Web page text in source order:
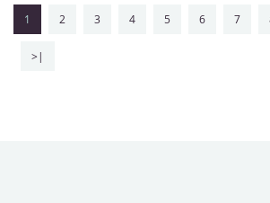
1 2 3 4 5 6 7
>|